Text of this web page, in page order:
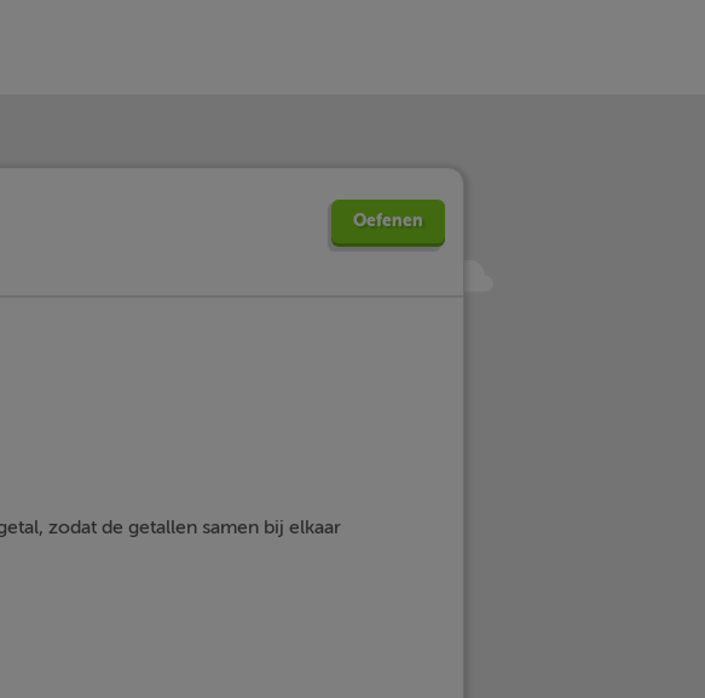
Oefenen
zodat de getallen samen bij elkaar